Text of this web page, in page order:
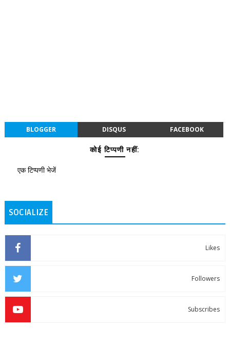
BLOGGER DISQUS FACEBOOK
कोई टिप्पणी नहीं:
एक टिप्पणी भेजें
SOCIALIZE
Likes
Followers
Subscribes